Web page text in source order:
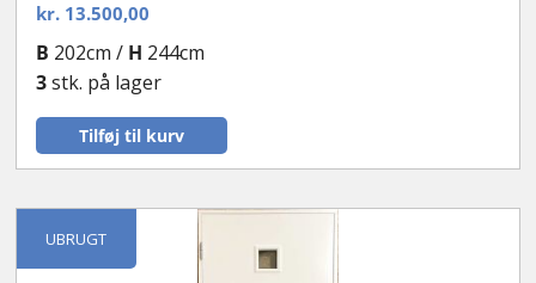
kr.13.500,00
Tilføj til kurv
B 202cm / H 244cm
3stk. på lager
UBRUGT